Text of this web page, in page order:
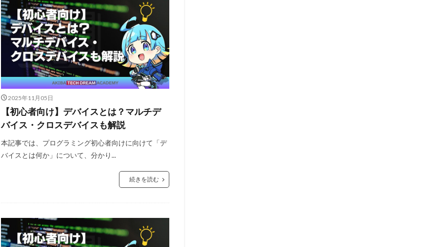
2025年11月05日
【初心者向け】デバイスとは？マルチデ
バイス・クロスデバイスも解説
本記事では、プログラミング初心者向けに向けて「デ
バイスとは何か」について、分かり...
続きを読む